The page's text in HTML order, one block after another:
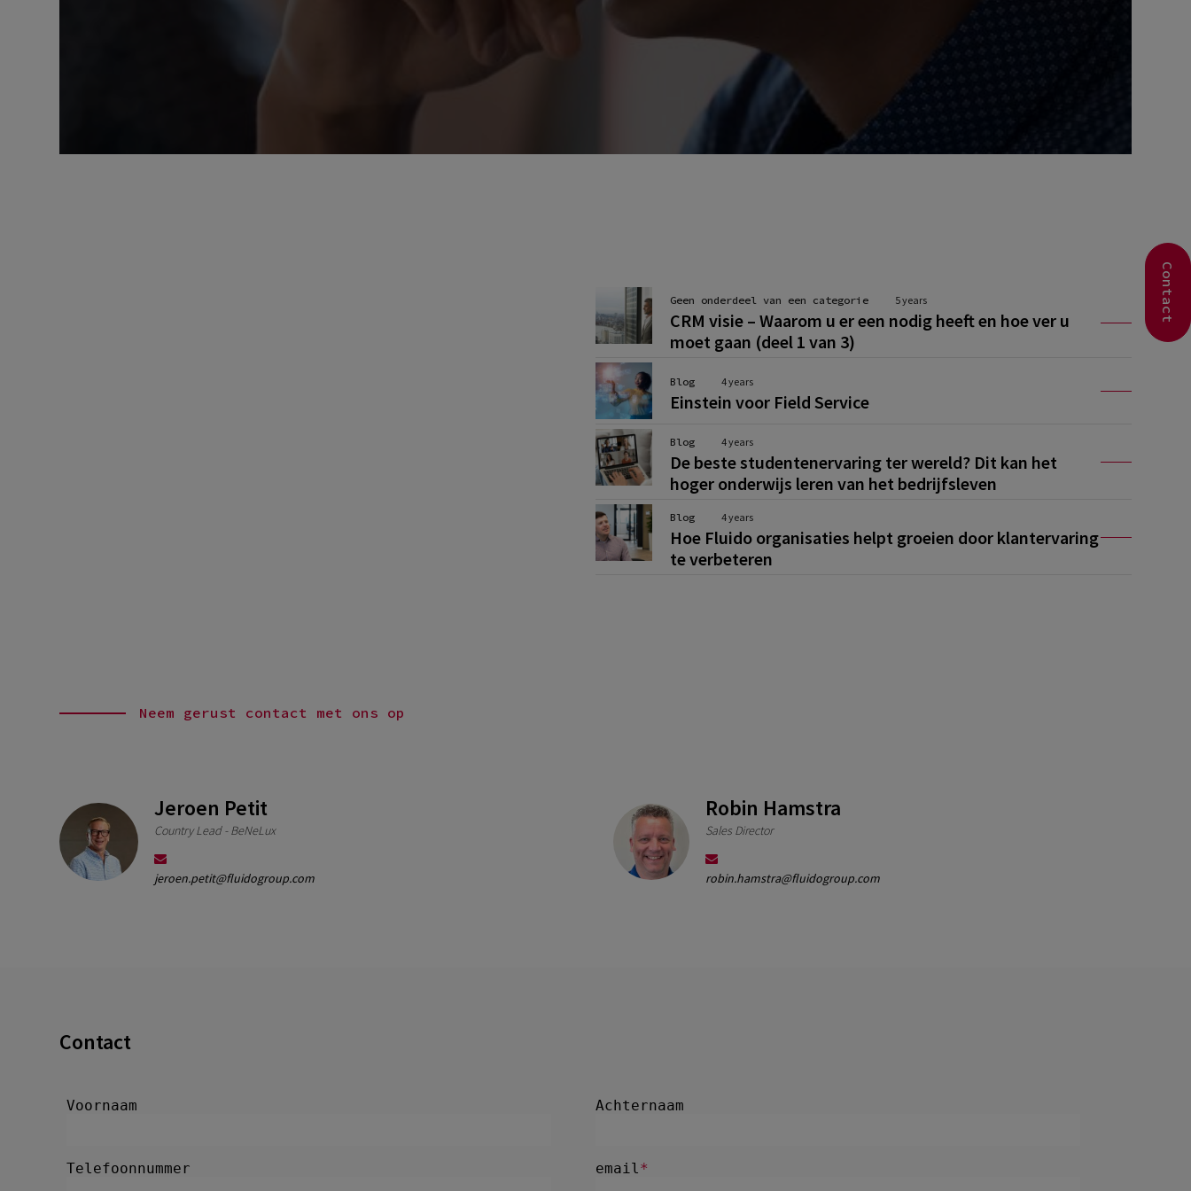
Geen onderdeel van een categorie 5 years
CRM visie – Waarom u er een nodig heeft en hoe ver u
moet gaan (deel 1 van 3)
Blog 4 years
Einstein voor Field Service
Blog 4 years
De beste studentenervaring ter wereld? Dit kan het
hoger onderwijs leren van het bedrijfsleven
Blog 4 years
Hoe Fluido organisaties helpt groeien door klantervaring
te verbeteren
Neem gerust contact met ons op
Jeroen Petit
Country Lead - BeNeLux
jeroen.petit@fluidogroup.com
Robin Hamstra
Sales Director
robin.hamstra@fluidogroup.com
Contact
Contact